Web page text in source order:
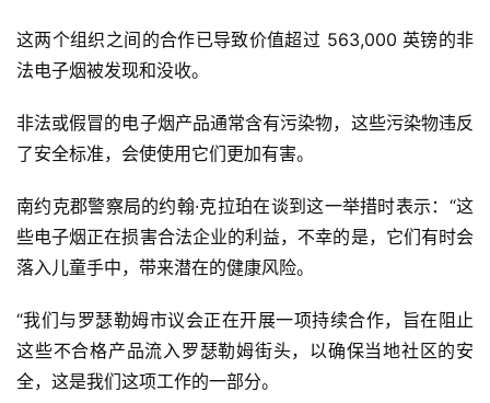
子
烟
讯
电
子
烟
百
科
这两个组织之间的合作已导致价值超过 563,000 英镑的非
法电子烟被发现和没收。
非法或假冒的电子烟产品通常含有污染物，这些污染物违反
了安全标准，会使使用它们更加有害。
南约克郡警察局的约翰·克拉珀在谈到这一举措时表示：“这
些电子烟正在损害合法企业的利益，不幸的是，它们有时会
落入儿童手中，带来潜在的健康风险。
“我们与罗瑟勒姆市议会正在开展一项持续合作，旨在阻止
这些不合格产品流入罗瑟勒姆街头，以确保当地社区的安
全，这是我们这项工作的一部分。